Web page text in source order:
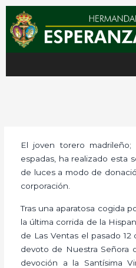
contenido
El joven torero
espadas, ha realizado esta
de luces a modo de
corporación.
Tras una aparatosa cogida
la última corrida de la
de Las Ventas el pasado
devoto de Nuestra Señora
devoción a la Santísima